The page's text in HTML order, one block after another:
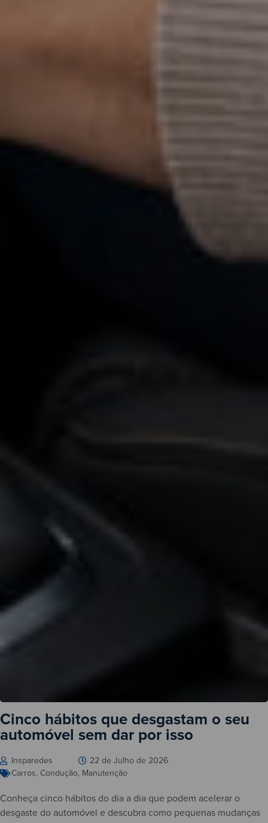
Cinco hábitos que desgastam o seu
automóvel sem dar por isso
Insparedes
22 de Julho de 2026
Carros, Condução, Manutenção
Conheça cinco hábitos do dia a dia que podem acelerar o
desgaste do automóvel e descubra como pequenas mudanças